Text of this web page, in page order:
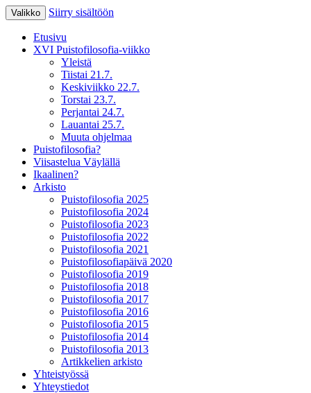
Puistofilosofia
15.-19.7.2025
Valikko Siirry sisältöön
Etusivu
XVI Puistofilosofia-viikko
Yleistä
Tiistai 21.7.
Keskiviikko 22.7.
Torstai 23.7.
Perjantai 24.7.
Lauantai 25.7.
Muuta ohjelmaa
Puistofilosofia?
Viisastelua Väylällä
Ikaalinen?
Arkisto
Puistofilosofia 2025
Puistofilosofia 2024
Puistofilosofia 2023
Puistofilosofia 2022
Puistofilosofia 2021
Puistofilosofiapäivä 2020
Puistofilosofia 2019
Puistofilosofia 2018
Puistofilosofia 2017
Puistofilosofia 2016
Puistofilosofia 2015
Puistofilosofia 2014
Puistofilosofia 2013
Artikkelien arkisto
Yhteistyössä
Yhteystiedot